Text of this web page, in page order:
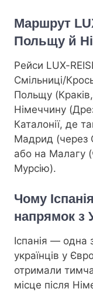
Маршрут
Польщу й
Рейси LUX-
Смільниці/
Польщу
Німеччину
Каталонії, де
Мадрид (через
або на Малагу
Мурсію).
Чому
напрямок з
Іспанія — одна
українців у
отримали
місце після